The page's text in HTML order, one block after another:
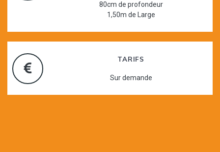
80cm de profondeur
1,50m de Large
TARIFS
Sur demande